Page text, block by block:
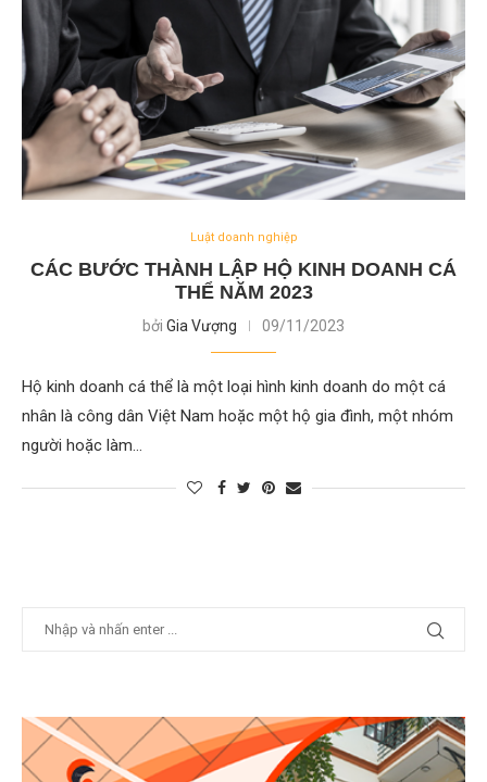
Luật doanh nghiệp
CÁC BƯỚC THÀNH LẬP HỘ KINH DOANH CÁ
THỂ NĂM 2023
bởi Gia Vượng 09/11/2023
Hộ kinh doanh cá thể là một loại hình kinh doanh do một cá
nhân là công dân Việt Nam hoặc một hộ gia đình, một nhóm
người hoặc làm…